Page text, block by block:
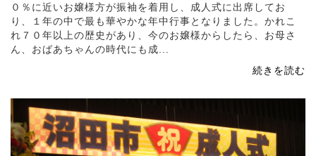
０％に近いお嬢様方が振袖を着用し、成人式に出席してお
り、１年の中で最も華やかな年中行事となりました。かれこ
れ７０年以上の歴史があり、今のお嬢様からしたら、お母さ
ん、おばあちゃんの時代にも成...
続きを読む